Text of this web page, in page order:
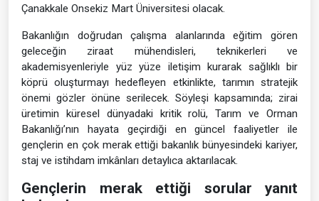
Çanakkale Onsekiz Mart Üniversitesi olacak.
Bakanlığın doğrudan çalışma alanlarında eğitim gören
geleceğin ziraat mühendisleri, teknikerleri ve
akademisyenleriyle yüz yüze iletişim kurarak sağlıklı bir
köprü oluşturmayı hedefleyen etkinlikte, tarımın stratejik
önemi gözler önüne serilecek. Söyleşi kapsamında; zirai
üretimin küresel dünyadaki kritik rolü, Tarım ve Orman
Bakanlığı’nın hayata geçirdiği en güncel faaliyetler ile
gençlerin en çok merak ettiği bakanlık bünyesindeki kariyer,
staj ve istihdam imkânları detaylıca aktarılacak.
Gençlerin merak ettiği sorular yanıt